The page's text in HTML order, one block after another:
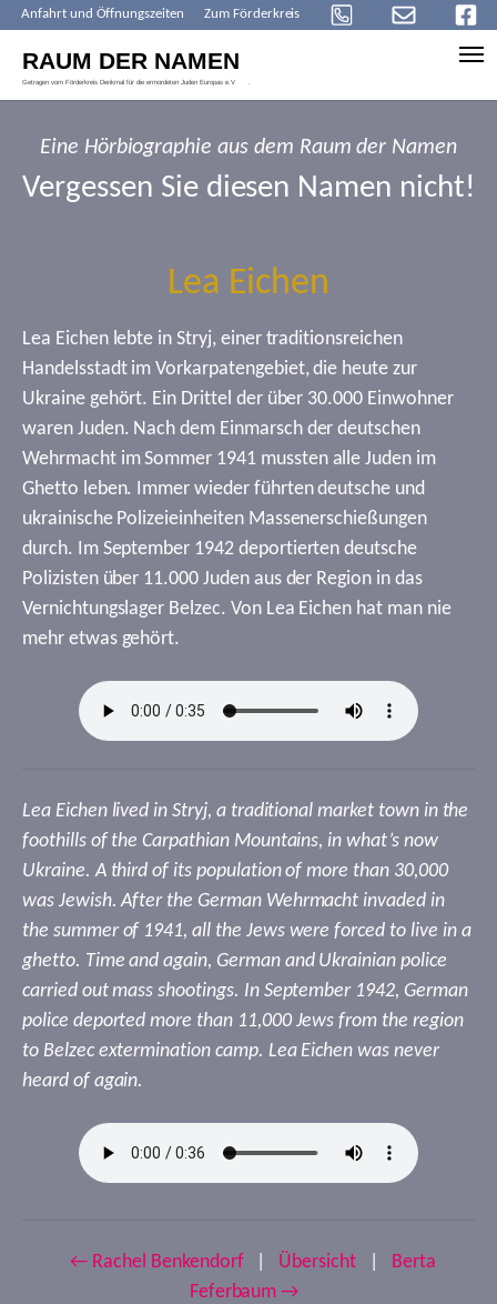
Anfahrt und Öffnungszeiten Zum Förderkreis
Eine Hörbiographie aus dem Raum der Namen
Vergessen Sie diesen Namen nicht!
Lea Eichen
Lea Eichen lebte in Stryj, einer traditionsreichen
Handelsstadt im Vorkarpatengebiet, die heute zur
Ukraine gehört. Ein Drittel der über 30.000 Einwohner
waren Juden. Nach dem Einmarsch der deutschen
Wehrmacht im Sommer 1941 mussten alle Juden im
Ghetto leben. Immer wieder führten deutsche und
ukrainische Polizeieinheiten Massenerschießungen
durch. Im September 1942 deportierten deutsche
Polizisten über 11.000 Juden aus der Region in das
Vernichtungslager Belzec. Von Lea Eichen hat man nie
mehr etwas gehört.
Lea Eichen lived in Stryj, a traditional market town in the
foothills of the Carpathian Mountains, in what’s now
Ukraine. A third of its population of more than 30,000
was Jewish. After the German Wehrmacht invaded in
the summer of 1941, all the Jews were forced to live in a
ghetto. Time and again, German and Ukrainian police
carried out mass shootings. In September 1942, German
police deported more than 11,000 Jews from the region
to Belzec extermination camp. Lea Eichen was never
heard of again.
← Rachel Benkendorf Übersicht
Berta
Feferbaum →